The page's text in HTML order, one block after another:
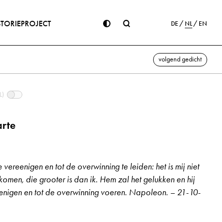
PROJECT DE NL EN
volgend gedicht
vereenigen en tot de overwinning te leiden: het is mij niet
die grooter is dan ik. Hem zal het gelukken en hij
en tot de overwinning voeren. Napoleon. – 21-10-